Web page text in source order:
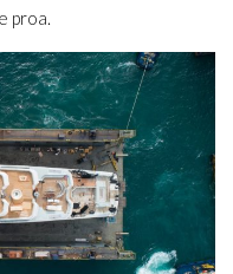
proa.